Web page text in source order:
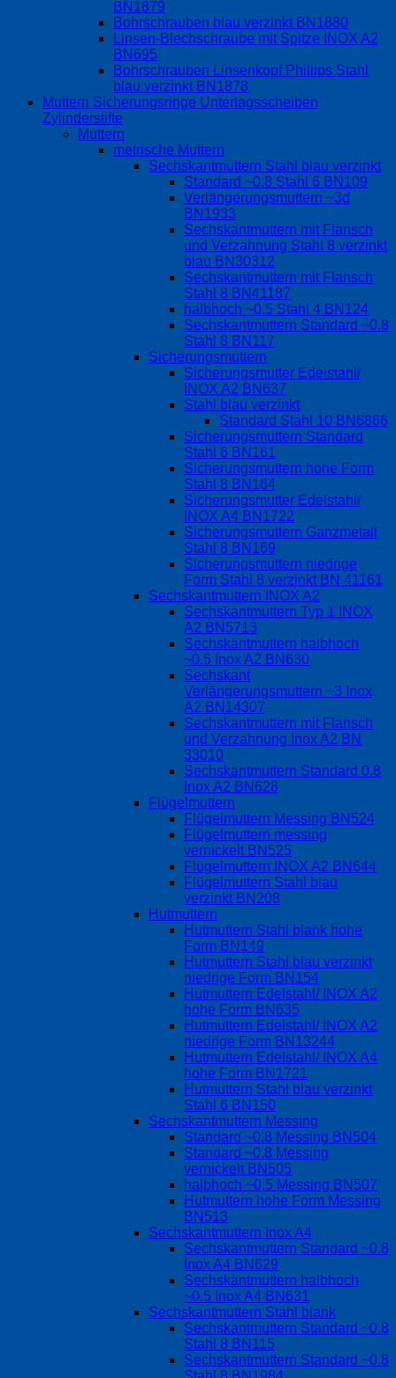
BN1879
Bohrschrauben blau verzinkt BN1880
Linsen-Blechschraube mit Spitze INOX A2
BN695
Bohrschrauben Linsenkopf Phillips Stahl
blau verzinkt BN1878
Muttern Sicherungsringe Unterlagsscheiben
Zylinderstifte
Muttern
metrische Muttern
Sechskantmuttern Stahl blau verzinkt
Standard ~0.8 Stahl 6 BN109
Verlängerungsmuttern ~3d
BN1933
Sechskantmuttern mit Flansch
und Verzahnung Stahl 8 verzinkt
blau BN30312
Sechskantmuttern mit Flansch
Stahl 8 BN41187
halbhoch ~0.5 Stahl 4 BN124
Sechskantmuttern Standard ~0.8
Stahl 8 BN117
Sicherungsmuttern
Sicherungsmutter Edelstahl/
INOX A2 BN637
Stahl blau verzinkt
Standard Stahl 10 BN6866
Sicherungsmuttern Standard
Stahl 6 BN161
Sicherungsmuttern hohe Form
Stahl 8 BN164
Sicherungsmutter Edelstahl/
INOX A4 BN1722
Sicherungsmuttern Ganzmetall
Stahl 8 BN169
Sicherungsmuttern niedrige
Form Stahl 8 verzinkt BN 41161
Sechskantmuttern INOX A2
Sechskantmuttern Typ 1 INOX
A2 BN5713
Sechskantmuttern halbhoch
~0.5 Inox A2 BN630
Sechskant
Verlängerungsmuttern ~3 Inox
A2 BN14307
Sechskantmuttern mit Flansch
und Verzahnung Inox A2 BN
33010
Sechskantmuttern Standard 0.8
Inox A2 BN628
Flügelmuttern
Flügelmuttern Messing BN524
Flügelmuttern messing
vernickelt BN525
Flügelmuttern INOX A2 BN644
Flügelmuttern Stahl blau
verzinkt BN208
Hutmuttern
Hutmuttern Stahl blank hohe
Form BN149
Hutmuttern Stahl blau verzinkt
niedrige Form BN154
Hutmuttern Edelstahl/ INOX A2
hohe Form BN635
Hutmuttern Edelstahl/ INOX A2
niedrige Form BN13244
Hutmuttern Edelstahl/ INOX A4
hohe Form BN1721
Hutmuttern Stahl blau verzinkt
Stahl 6 BN150
Sechskantmuttern Messing
Standard ~0.8 Messing BN504
Standard ~0.8 Messing
vernickelt BN505
halbhoch ~0.5 Messing BN507
Hutmuttern hohe Form Messing
BN513
Sechskantmuttern Inox A4
Sechskantmuttern Standard ~0.8
Inox A4 BN629
Sechskantmuttern halbhoch
~0.5 Inox A4 BN631
Sechskantmuttern Stahl blank
Sechskantmuttern Standard ~0.8
Stahl 8 BN115
Sechskantmuttern Standard ~0.8